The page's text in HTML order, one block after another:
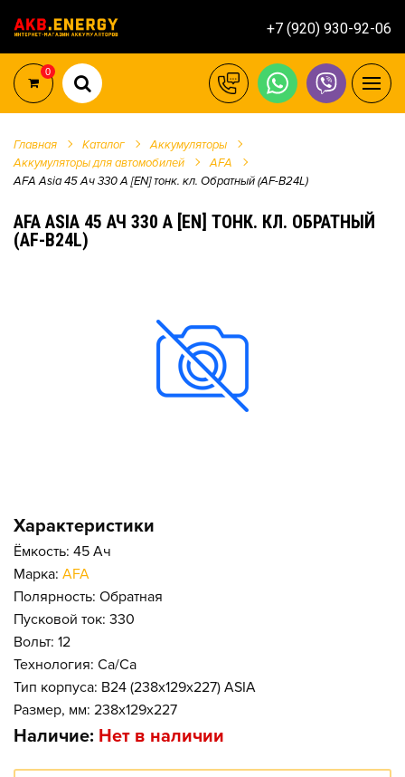
+7 (920) 930-92-06
0
Главная Каталог
Аккумуляторы
Аккумуляторы для автомобилей
AFA
AFA Asia 45 Ач 330 А [EN] тонк. кл. Обратный (AF-B24L)
AFA ASIA 45 АЧ 330 А [EN] ТОНК. КЛ. ОБРАТНЫЙ
(AF-B24L)
Характеристики
Ёмкость: 45 Ач
Марка: AFA
Полярность: Обратная
Пусковой ток: 330
Вольт: 12
Технология: Ca/Ca
Тип корпуса: B24 (238x129x227) ASIA
Размер, мм: 238x129x227
Наличие: Нет в наличии